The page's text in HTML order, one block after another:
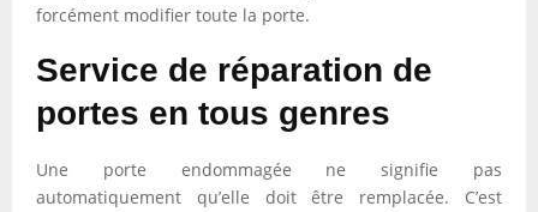
forcément modifier toute la porte.
Service de réparation de
portes en tous genres
Une porte endommagée ne signifie pas
automatiquement qu’elle doit être remplacée. C’est